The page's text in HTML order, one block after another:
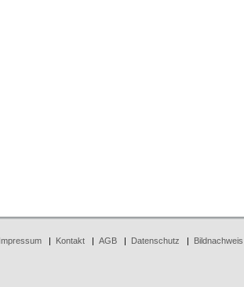
Impressum| Kontakt| AGB| Datenschutz Bildnachweis